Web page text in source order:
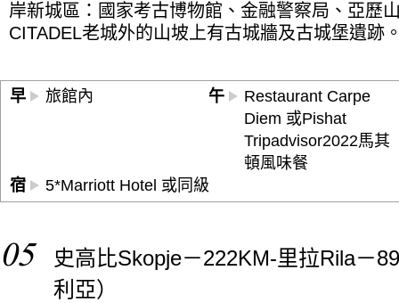
岸新城區：國家考古博物館、金融警察局、亞歷
CITADEL老城外的山坡上有古城牆及古城堡遺跡
早 旅館內 午
Restaurant Carpe
Diem 或Pishat
Tripadvisor2022馬其
頓風味餐
宿
5*Marriott Hotel 或同級
05
史高比Skopje－222KM-里拉Rila－
利亞）